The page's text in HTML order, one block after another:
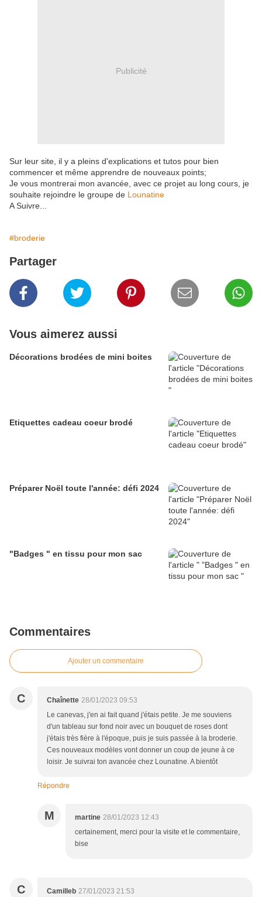
Publicité
Sur leur site, il y a pleins d'explications et tutos pour bien
commencer et même apprendre de nouveaux points;
Je vous montrerai mon avancée, avec ce projet au long cours, je
souhaite rejoindre le groupe de Lounatine
A Suivre...
#broderie
Partager
Vous aimerez aussi
Décorations brodées de mini boites
Etiquettes cadeau coeur brodé
Préparer Noël toute l'année: défi 2024
"Badges " en tissu pour mon sac
Commentaires
Ajouter un commentaire
C Chaînette 28/01/2023 09:53
Le canevas, j'en ai fait quand j'étais petite. Je me souviens
d'un tableau sur fond noir avec un bouquet de roses dont
j'étais très fière à l'époque, puis je suis passée à la broderie.
Ces nouveaux modèles vont donner un coup de jeune à ce
loisir. Je suivrai ton avancée chez Lounatine. A bientôt
Répondre
M martine 28/01/2023 12:43
certainement, merci pour la visite et le commentaire,
bise
C Camilleb 27/01/2023 21:53